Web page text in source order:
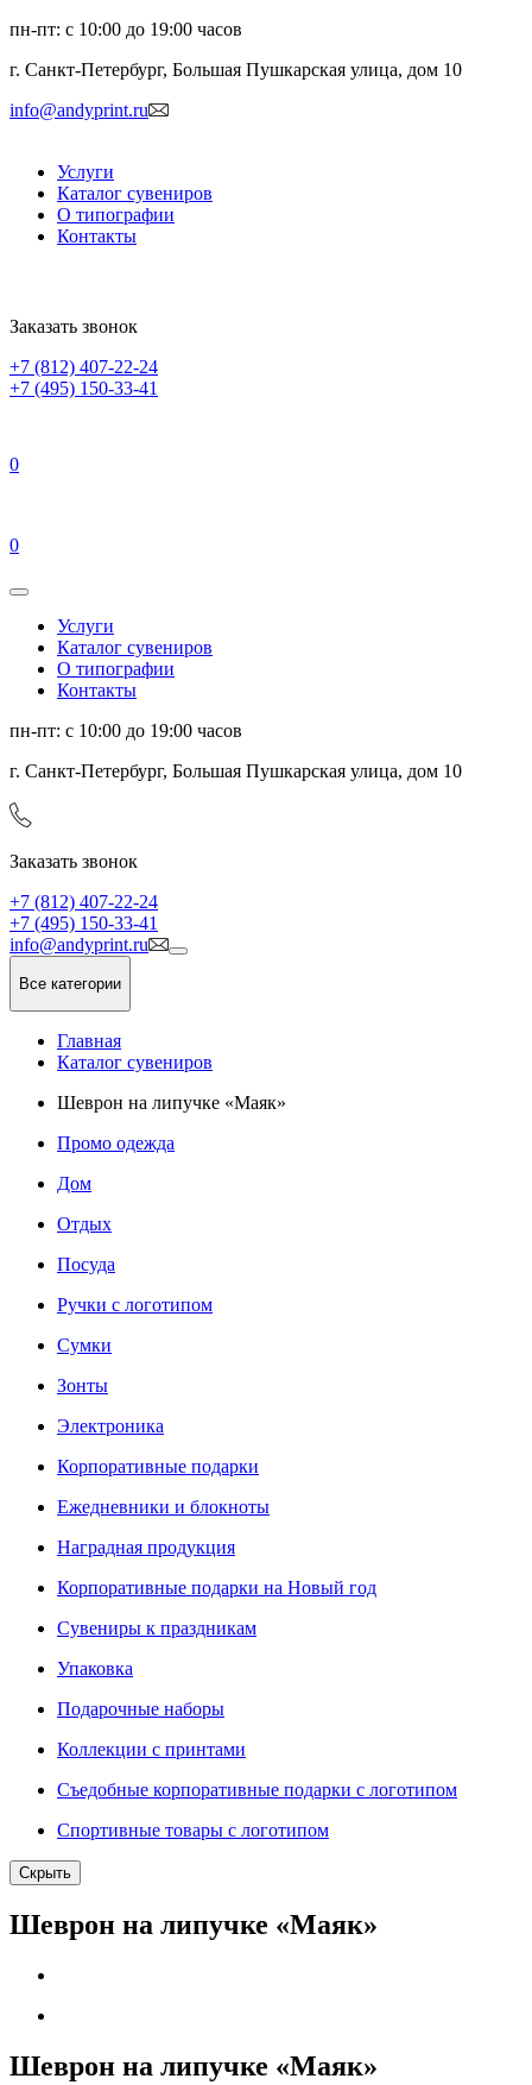
пн-пт: с 10:00 до 19:00 часов
г. Санкт-Петербург, Большая Пушкарская улица, дом 10
info@andyprint.ru
Услуги
Каталог сувениров
О типографии
Контакты
Заказать звонок
+7 (812) 407-22-24
+7 (495) 150-33-41
0
0
Услуги
Каталог сувениров
О типографии
Контакты
пн-пт: с 10:00 до 19:00 часов
г. Санкт-Петербург, Большая Пушкарская улица, дом 10
Заказать звонок
+7 (812) 407-22-24
+7 (495) 150-33-41
info@andyprint.ru
Все категории
Главная
Каталог сувениров
Шеврон на липучке «Маяк»
Промо одежда
Дом
Отдых
Посуда
Ручки с логотипом
Сумки
Зонты
Электроника
Корпоративные подарки
Ежедневники и блокноты
Наградная продукция
Корпоративные подарки на Новый год
Сувениры к праздникам
Упаковка
Подарочные наборы
Коллекции с принтами
Съедобные корпоративные подарки с логотипом
Спортивные товары с логотипом
Скрыть
Шеврон на липучке «Маяк»
Шеврон на липучке «Маяк»